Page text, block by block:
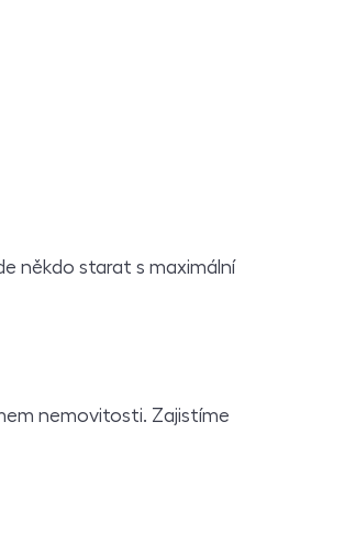
někdo starat s maximální
nemovitosti. Zajistíme